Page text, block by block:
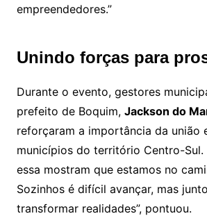
empreendedores.”
Unindo forças para
Durante o evento, gestores
prefeito de Boquim, Jackson do
reforçaram a importância da união
municípios do território Centro-Sul.
essa mostram que estamos no
Sozinhos é difícil avançar, mas
transformar realidades”, pontuou.